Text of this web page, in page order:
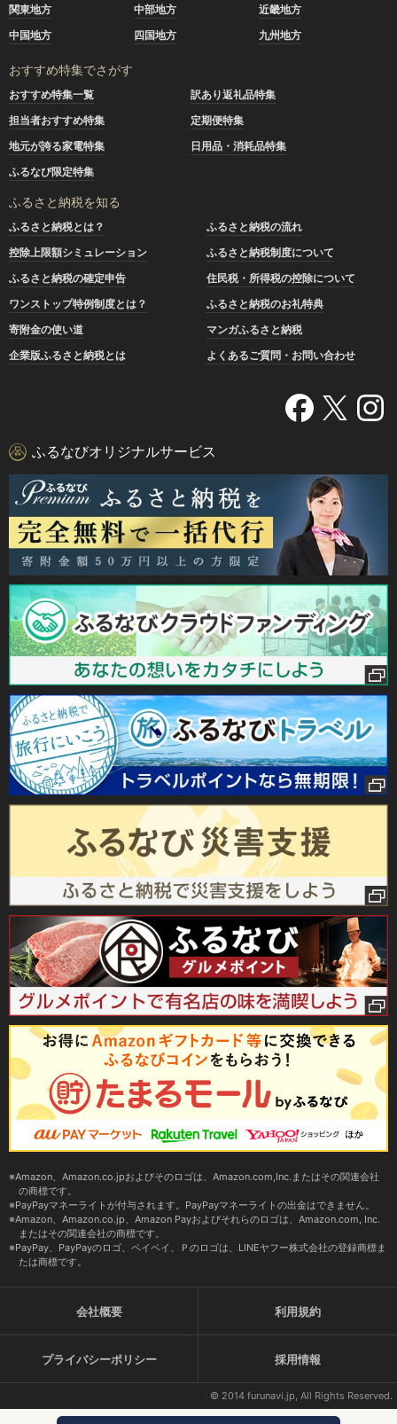
関東地方
中部地方
近畿地方
中国地方
四国地方 九州地方
おすすめ特集でさがす
おすすめ特集一覧
訳あり返礼品特集
担当者おすすめ特集
定期便特集
地元が誇る家電特集
日用品・消耗品特集
ふるなび限定特集
ふるさと納税を知る
ふるさと納税とは？
ふるさと納税の流れ
控除上限額シミュレーション
ふるさと納税制度について
ふるさと納税の確定申告
住民税・所得税の控除について
ワンストップ特例制度とは？
ふるさと納税のお礼特典
寄附金の使い道
マンガふるさと納税
企業版ふるさと納税とは
よくあるご質問・お問い合わせ
ふるなびオリジナルサービス
Amazon、Amazon.co.jpおよびそのロゴは、Amazon.com,Inc.またはその関連会社
の商標です。
PayPayマネーライトが付与されます。PayPayマネーライトの出金はできません。
Amazon、Amazon.co.jp、Amazon Payおよびそれらのロゴは、Amazon.com, Inc.
またはその関連会社の商標です。
PayPay、PayPayのロゴ、ペイペイ、Ｐのロゴは、LINEヤフー株式会社の登録商標ま
たは商標です。
会社概要 利用規約
プライバシーポリシー 採用情報
© 2014 furunavi.jp, All Rights Reserved.